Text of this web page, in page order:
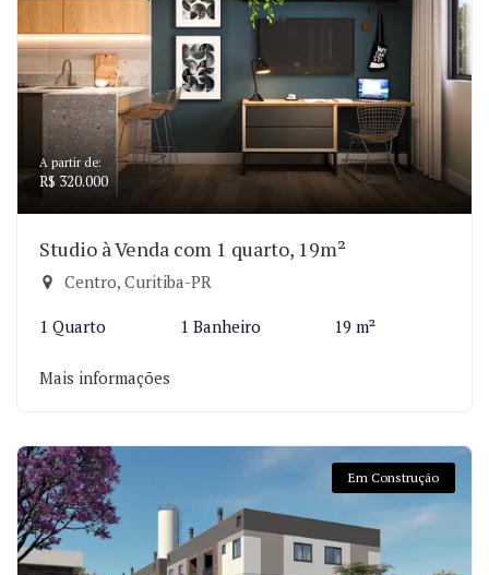
A partir de:
R$ 320.000
Studio à Venda com 1 quarto, 19m²
Centro, Curitiba-PR
1 Quarto 1 Banheiro 19 m²
Mais informações
Em Construção